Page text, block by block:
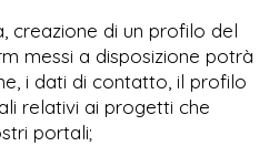
creazione di un profilo del
messi a disposizione potrà
i dati di contatto, il profilo
relativi ai progetti che
portali;